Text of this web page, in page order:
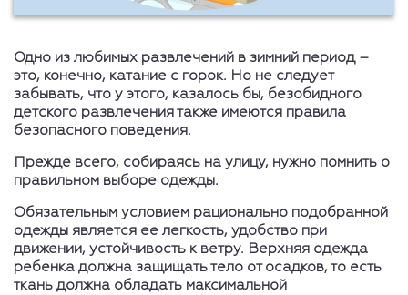
Одно из любимых развлечений в зимний период –
это, конечно, катание с горок. Но не следует
забывать, что у этого, казалось бы, безобидного
детского развлечения также имеются правила
безопасного поведения.
Прежде всего, собираясь на улицу, нужно помнить о
правильном выборе одежды.
Обязательным условием рационально подобранной
одежды является ее легкость, удобство при
движении, устойчивость к ветру. Верхняя одежда
ребенка должна защищать тело от осадков, то есть
ткань должна обладать максимальной